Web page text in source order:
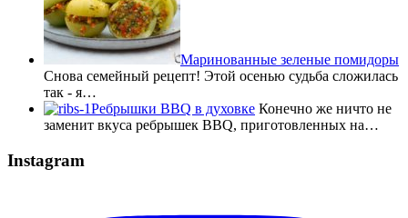
Маринованные зеленые помидоры
Снова семейный рецепт! Этой осенью судьба сложилась
так - я…
Ребрышки BBQ в духовке Конечно же ничто не
заменит вкуса ребрышек BBQ, приготовленных на…
Instagram